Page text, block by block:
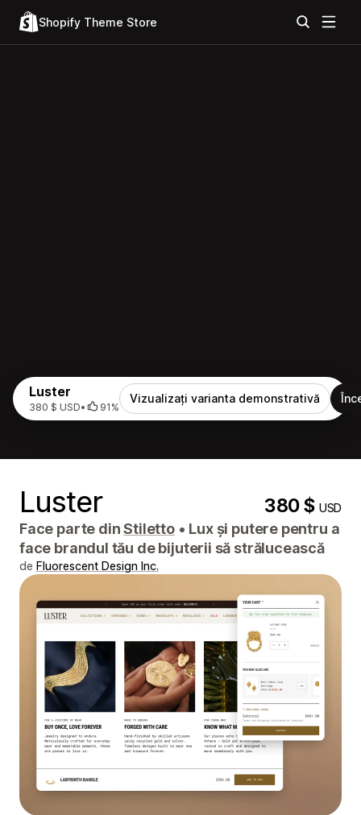
Shopify Theme Store
Luster
380 $ USD• 91%
Vizualizați varianta demonstrativă
Luster 380 $USD
Face parte dinStiletto • Lux și putere pentru a
face brandul tău de bijuterii să strălucească
de Fluorescent Design Inc.